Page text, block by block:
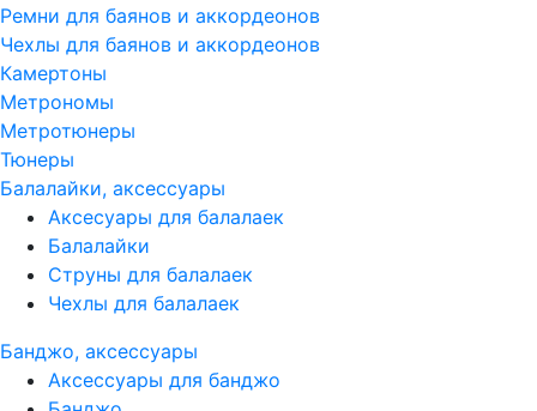
Ремни для баянов и аккордеонов
Чехлы для баянов и аккордеонов
Камертоны
Метрономы
Метротюнеры
Тюнеры
Балалайки, аксессуары
Аксесуары для балалаек
Балалайки
Струны для балалаек
Чехлы для балалаек
Банджо, аксессуары
Аксессуары для банджо